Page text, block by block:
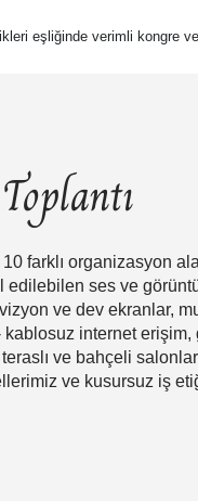
eşliğinde verimli kongre
farklı organizasyon
edilebilen ses ve
ve dev ekranlar,
kablosuz internet erişim,
teraslı ve bahçeli
ve kusursuz iş